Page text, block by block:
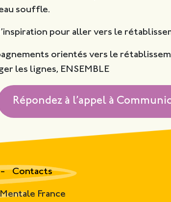
souffle.
pour aller vers le
orientés vers le
les lignes, ENSEMBLE
Répondez à l’appel à
Contacts
France